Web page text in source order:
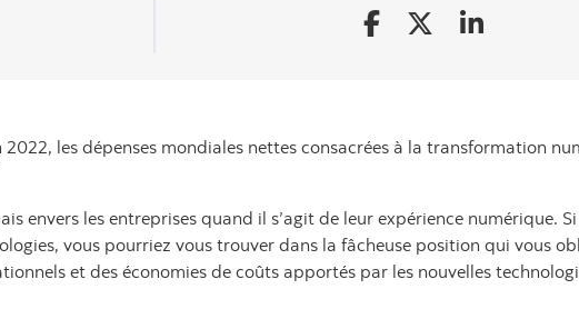
les dépenses mondiales nettes consacrées à la transformation
envers les entreprises quand il s’agit de leur expérience numérique.
vous pourriez vous trouver dans la fâcheuse position qui vous
et des économies de coûts apportés par les nouvelles